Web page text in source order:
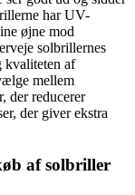
har UV-
øjne mod
solbrillernes
kvaliteten af
mellem
der reducerer
der giver ekstra
af solbriller